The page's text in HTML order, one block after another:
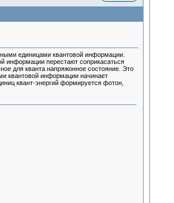
единицами квантовой информации.
информации перестают соприкасаться
для кванта напряжонное состояние. Это
квантовой информации начинает
квант-энергий формируется фотон,